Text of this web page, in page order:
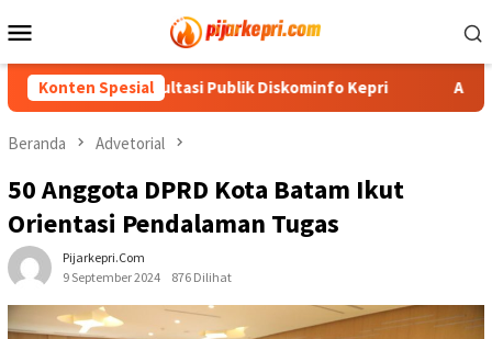
ke
Mobile
Konten Spesial
Konsultasi Publik Diskominfo Kepri Air Mata
Beranda Advetorial
50 Anggota DPRD Kota Batam Ikut
Orientasi Pendalaman Tugas
Pijarkepri.com
9 September 2024
876 Dilihat